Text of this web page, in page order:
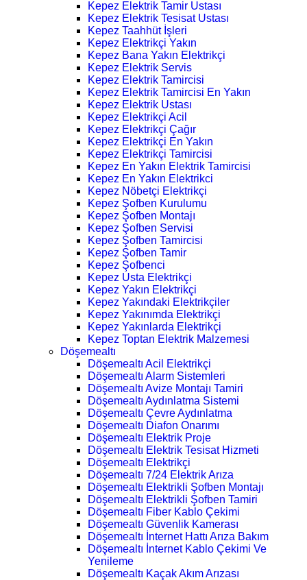
Kepez Elektrik Tamir Ustası
Kepez Elektrik Tesisat Ustası
Kepez Taahhüt İşleri
Kepez Elektrikçi Yakın
Kepez Bana Yakın Elektrikçi
Kepez Elektrik Servis
Kepez Elektrik Tamircisi
Kepez Elektrik Tamircisi En Yakın
Kepez Elektrik Ustası
Kepez Elektrikçi Acil
Kepez Elektrikçi Çağır
Kepez Elektrikçi En Yakın
Kepez Elektrikçi Tamircisi
Kepez En Yakın Elektrik Tamircisi
Kepez En Yakın Elektrikci
Kepez Nöbetçi Elektrikçi
Kepez Şofben Kurulumu
Kepez Şofben Montajı
Kepez Şofben Servisi
Kepez Şofben Tamircisi
Kepez Şofben Tamir
Kepez Şofbenci
Kepez Usta Elektrikçi
Kepez Yakın Elektrikçi
Kepez Yakındaki Elektrikçiler
Kepez Yakınımda Elektrikçi
Kepez Yakınlarda Elektrikçi
Kepez Toptan Elektrik Malzemesi
Döşemealtı
Döşemealtı Acil Elektrikçi
Döşemealtı Alarm Sistemleri
Döşemealtı Avize Montajı Tamiri
Döşemealtı Aydınlatma Sistemi
Döşemealtı Çevre Aydınlatma
Döşemealtı Diafon Onarımı
Döşemealtı Elektrik Proje
Döşemealtı Elektrik Tesisat Hizmeti
Döşemealtı Elektrikçi
Döşemealtı 7/24 Elektrik Arıza
Döşemealtı Elektrikli Şofben Montajı
Döşemealtı Elektrikli Şofben Tamiri
Döşemealtı Fiber Kablo Çekimi
Döşemealtı Güvenlik Kamerası
Döşemealtı İnternet Hattı Arıza Bakım
Döşemealtı İnternet Kablo Çekimi Ve
Yenileme
Döşemealtı Kaçak Akım Arızası